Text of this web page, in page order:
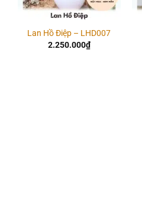
Lan Hồ Điệp – LHD007
2.250.000₫